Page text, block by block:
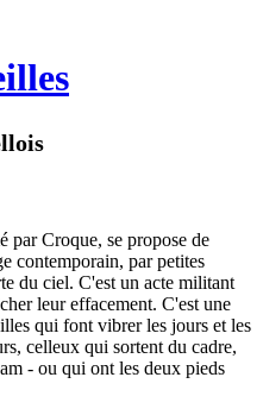
par Croque, se propose de
contemporain, par petites
du ciel. C'est un acte militant
leur effacement. C'est une
qui font vibrer les jours et les
celleux qui sortent du cadre,
- ou qui ont les deux pieds